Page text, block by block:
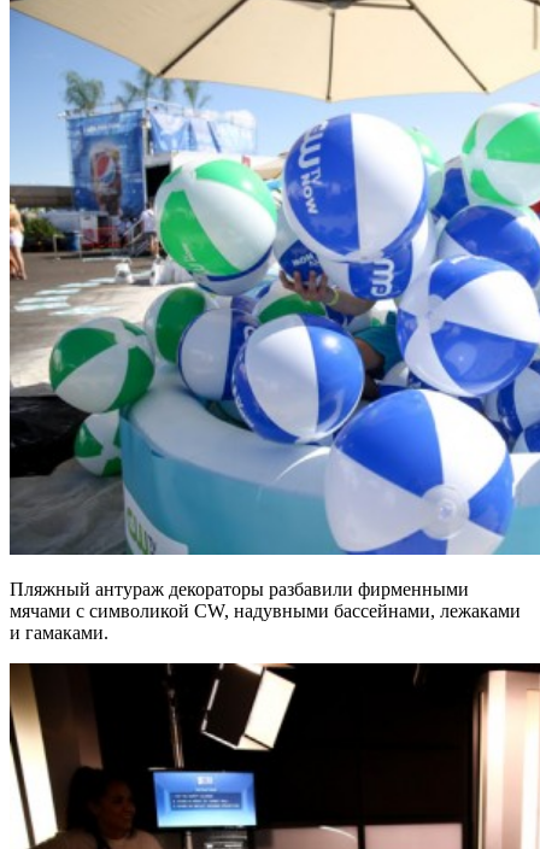
Пляжный антураж декораторы разбавили фирменными
мячами с символикой CW, надувными бассейнами, лежаками
и гамаками.